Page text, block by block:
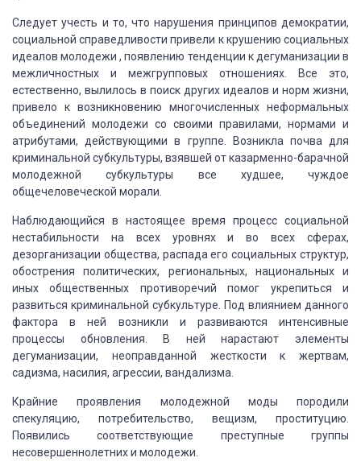
Следует учесть и то, что нарушения принципов демократии,
социальной справедливости привели к крушению социальных
идеалов молодежи , появлению тенденции к дегуманизации в
межличностных и межгрупповых отношениях. Все это,
естественно, вылилось в поиск других идеалов и норм жизни,
привело к возникновению многочисленных неформальных
объединений молодежи со своими правилами, нормами и
атрибутами, действующими в группе. Возникла почва для
криминальной субкультуры, взявшей от казарменно-барачной
молодежной субкультуры все худшее, чуждое
общечеловеческой морали.
Наблюдающийся в настоящее время процесс социальной
нестабильности на всех уровнях и во всех сферах,
дезорганизации общества, распада его социальных структур,
обострения политических, региональных, национальных и
иных общественных противоречий помог укрепиться и
развиться криминальной субкультуре. Под влиянием данного
фактора в ней возникли и развиваются интенсивные
процессы обновления. В ней нарастают элементы
дегуманизации, неоправданной жесткости к жертвам,
садизма, насилия, агрессии, вандализма.
Крайние проявления молодежной моды породили
спекуляцию, потребительство, вещизм, проституцию.
Появились соответствующие преступные группы
несовершеннолетнихи молодежи.